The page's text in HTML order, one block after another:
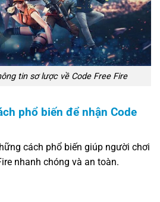
tin sơ lược về Code Free Fire
phổ biến để nhận Code
cách phổ biến giúp người chơi
nhanh chóng và an toàn.